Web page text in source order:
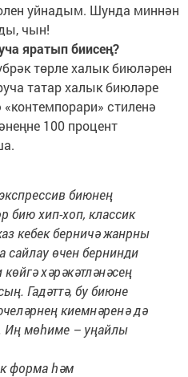
уйнадым. Шунда миннән
чын!
яратып биисең?
төрле халык биюләрен
татар халык биюләре
стиленә
100 процент
биюнең
бию хип-хоп, классик
кебек берничә жанрны
сайлау өчен бернинди
хәрәкәтләнәсең
Гадәттә, бу биюне
киемнәренә дә
Иң мөһиме – уңайлы
форма һәм